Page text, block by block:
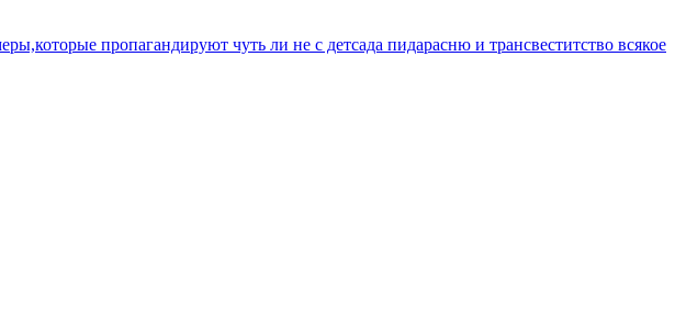
пропагандируют чуть ли не с детсада пидарасню и трансвеститство всякое